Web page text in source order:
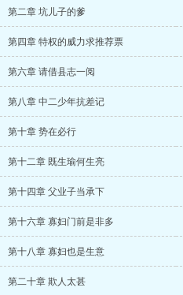
第二章 坑儿子的爹
第四章 特权的威力求推荐票
第六章 请借县志一阅
第八章 中二少年抗差记
第十章 势在必行
第十二章 既生瑜何生亮
第十四章 父业子当承下
第十六章 寡妇门前是非多
第十八章 寡妇也是生意
第二十章 欺人太甚